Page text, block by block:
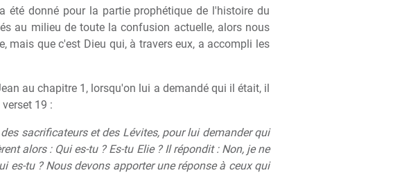
donné pour la partie prophétique de l'histoire du
au milieu de toute la confusion actuelle, alors nous
mais que c'est Dieu qui, à travers eux, a accompli les
au chapitre 1, lorsqu'on lui a demandé qui il était, il
19 :
sacrificateurs et des Lévites, pour lui demander qui
alors : Qui es-tu ? Es-tu Elie ? Il répondit : Non, je ne
es-tu ? Nous devons apporter une réponse à ceux qui